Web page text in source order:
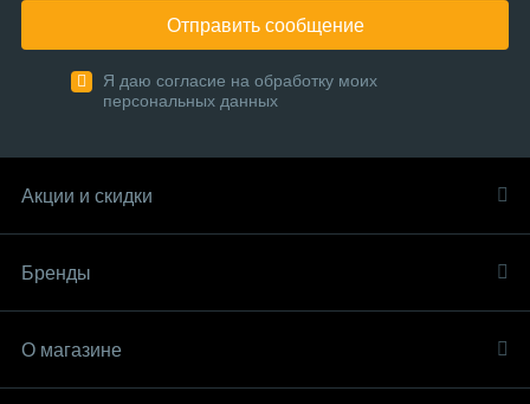
Отправить сообщение
Я даю согласие на обработку моих
персональных данных
Акции и скидки
Бренды
О магазине